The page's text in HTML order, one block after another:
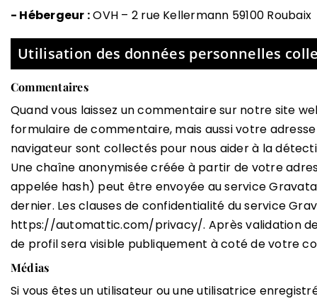
- Hébergeur :OVH – 2 rue Kellermann 59100 Roubaix
Utilisation des données personnelles
Commentaires
Quand vous laissez un commentaire sur notre site
formulaire de commentaire, mais aussi votre
navigateur sont collectés pour nous aider à la
Une chaîne anonymisée créée à partir de votre
appelée hash) peut être envoyée au service
dernier. Les clauses de confidentialité du service
https://automattic.com/privacy/. Après validation
de profil sera visible publiquement à coté de votre
Médias
Si vous êtes un utilisateur ou une utilisatrice